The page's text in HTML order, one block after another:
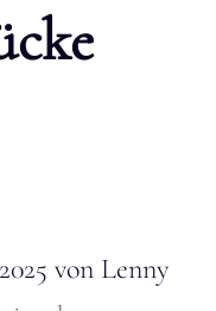
von Lenny